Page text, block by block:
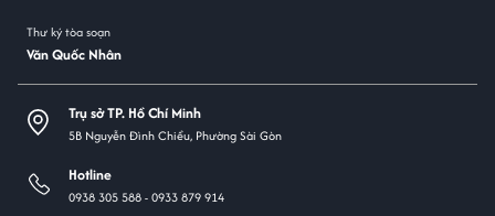
Thư ký tòa soạn
Văn Quốc Nhân
Trụ sở TP. Hồ Chí Minh
5B Nguyễn Đình Chiểu, Phường Sài Gòn
Hotline
0938 305 588 -0933 879 914